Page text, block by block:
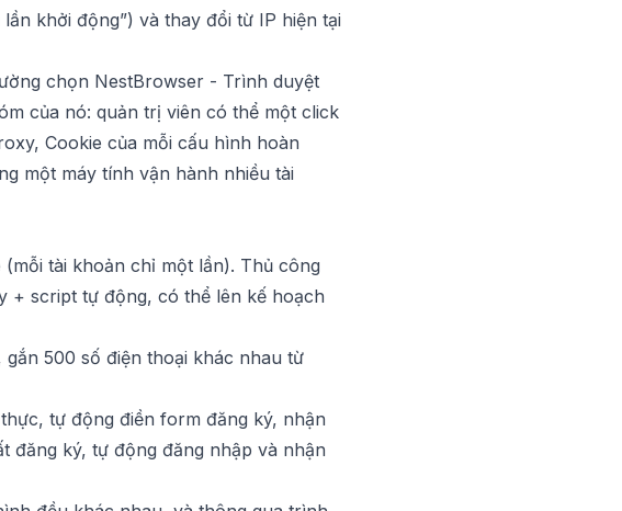
khởi động”) và thay đổi từ IP hiện tại
chọn NestBrowser - Trình duyệt
của nó: quản trị viên có thể một click
Cookie của mỗi cấu hình hoàn
một máy tính vận hành nhiều tài
(mỗi tài khoản chỉ một lần). Thủ công
+ script tự động, có thể lên kế hoạch
500 số điện thoại khác nhau từ
tự động điền form đăng ký, nhận
đăng ký, tự động đăng nhập và nhận